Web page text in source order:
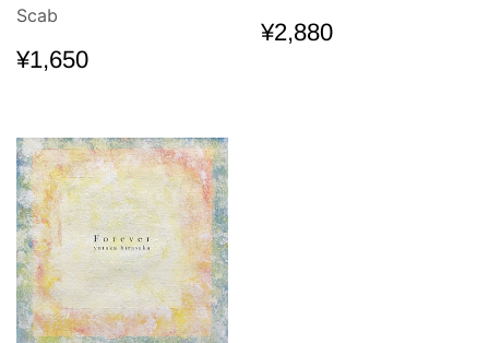
Scab
通
常
格
¥1,650
通
常
¥2,880